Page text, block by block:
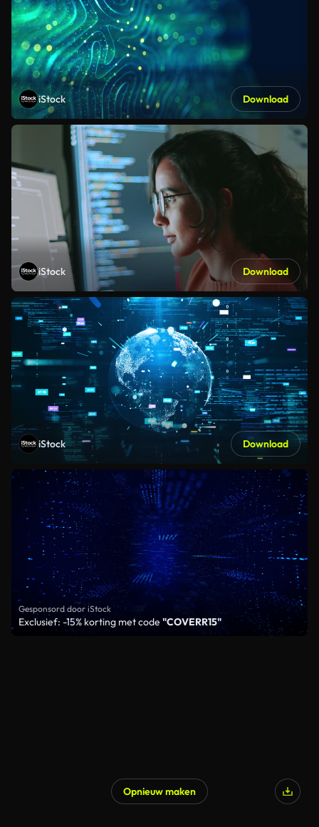
iStock Download
iStock Download
iStock Download
Gesponsord door iStock
Exclusief: -15% korting met code "COVERR15"
Opnieuw maken